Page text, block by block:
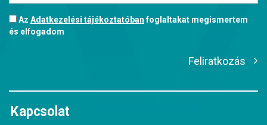
Az Adatkezelési tájékoztatóbanfoglaltakat megismertem
és elfogadom
Feliratkozás
Kapcsolat